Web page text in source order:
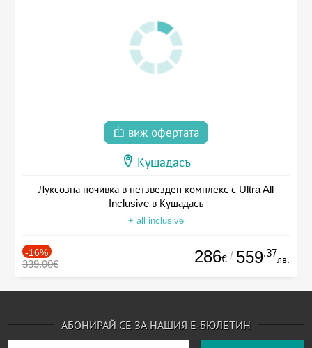
виж офертата
Кушадасъ
Луксозна почивка в петзвезден комплекс с Ultra All
Inclusive в Кушадасъ
+ all inclusive
-16%
339.00€ 286€ / 559.37
лв.
АБОНИРАЙ СЕ ЗА НАШИЯ Е-БЮЛЕТИН